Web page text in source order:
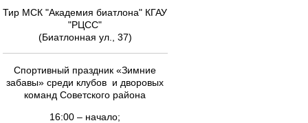
Тир МСК "Академия биатлона" КГАУ
"РЦСС"
(Биатлонная ул., 37)
Спортивный праздник «Зимние
забавы» среди клубов и дворовых
команд Советского района
16:00 – начало;